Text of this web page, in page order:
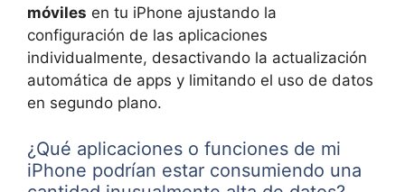
móviles en tu iPhone ajustando la
configuración de las aplicaciones
individualmente, desactivando la actualización
automática de apps y limitando el uso de datos
en segundo plano.
¿Qué aplicaciones o funciones de mi
iPhone podrían estar consumiendo una